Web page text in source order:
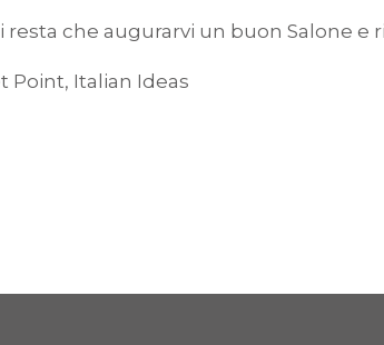
resta che augurarvi un buon Salone e
Point, Italian Ideas